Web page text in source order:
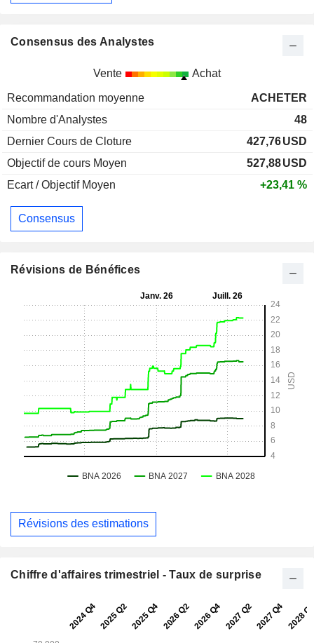
Consensus des Analystes
Vente Achat
Recommandation moyenne
ACHETER
Nombre d'Analystes
48
Dernier Cours de Cloture
427,76USD
Objectif de cours Moyen
527,88USD
Ecart / Objectif Moyen
+23,41 %
Consensus
Révisions de Bénéfices
Révisions des estimations
Chiffre d'affaires trimestriel - Taux de surprise